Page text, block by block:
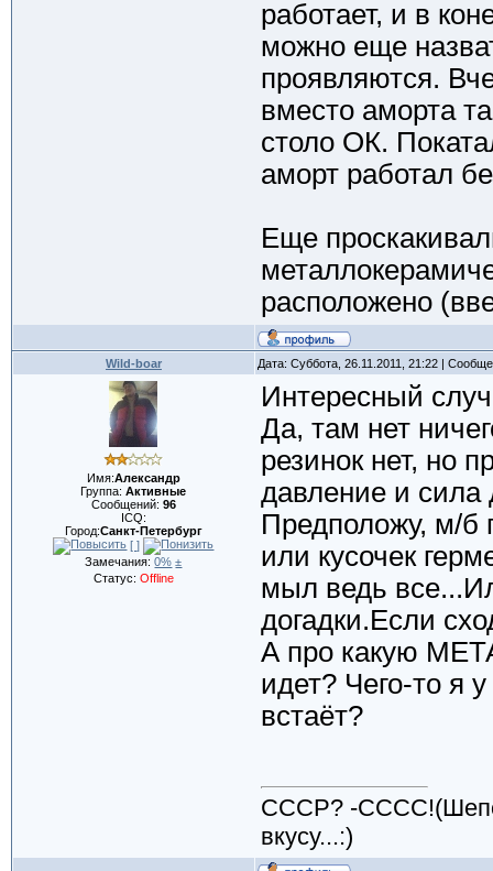
работает, и в
можно еще
проявляются.
вместо аморта
столо ОК.
аморт работал
Еще
расположено
Wild-boar Дата: Суббота, 26.11.2011, 21:22 |
Имя:Александр
Группа:Активные
Сообщений: 96
ICQ:
Город:Санкт-Петербург
[ ]
Замечания:0% ±
Статус: Offline
Интересный
Да, там нет
резинок нет, но
давление и сила
Предположу, м/б
или кусочек
мыл ведь
догадки.Если
А про какую
идет? Чего-то я
встаёт?
CCCР? -
вкусу...:)